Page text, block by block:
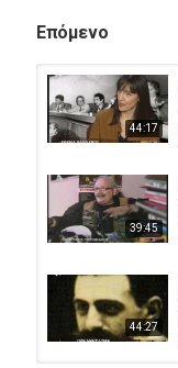
Επόμενο
44:17
39:45
44:27